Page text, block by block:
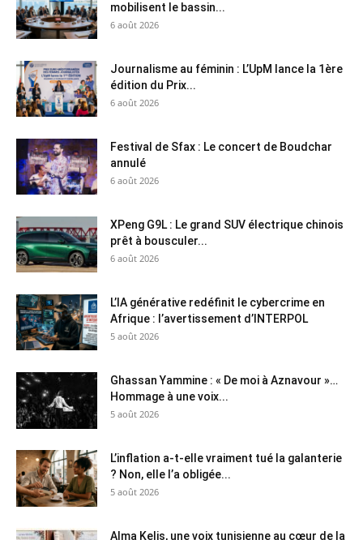
mobilisent le bassin...
6 août 2026
Journalisme au féminin : L’UpM lance la 1ère
édition du Prix...
6 août 2026
Festival de Sfax : Le concert de Boudchar
annulé
6 août 2026
XPeng G9L : Le grand SUV électrique chinois
prêt à bousculer...
6 août 2026
L’IA générative redéfinit le cybercrime en
Afrique : l’avertissement d’INTERPOL
5 août 2026
Ghassan Yammine : « De moi à Aznavour »…
Hommage à une voix...
5 août 2026
L’inflation a-t-elle vraiment tué la galanterie
? Non, elle l’a obligée...
5 août 2026
Alma Kelis, une voix tunisienne au cœur de la